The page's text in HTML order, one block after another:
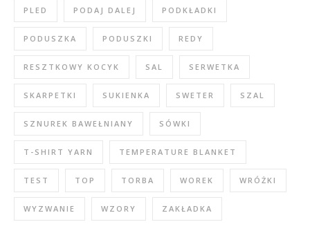
PLED PODAJ DALEJ PODKŁADKI
PODUSZKA PODUSZKI REDY
RESZTKOWY KOCYK SAL SERWETKA
SKARPETKI SUKIENKA SWETER SZAL
SZNUREK BAWEŁNIANY SÓWKI
T-SHIRT YARN TEMPERATURE BLANKET
TEST TOP TORBA WOREK WRÓŻKI
WYZWANIE WZORY ZAKŁADKA